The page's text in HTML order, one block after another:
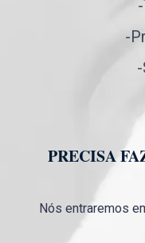
-
PRECISA
Nós entraremos